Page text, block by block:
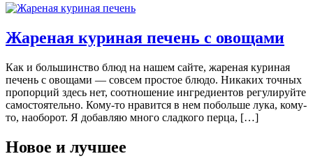
Жареная куриная печень с овощами
Как и большинство блюд на нашем сайте, жареная куриная
печень с овощами — совсем простое блюдо. Никаких точных
пропорций здесь нет, соотношение ингредиентов регулируйте
самостоятельно. Кому-то нравится в нем побольше лука, кому-
то, наоборот. Я добавляю много сладкого перца, […]
Новое и лучшее